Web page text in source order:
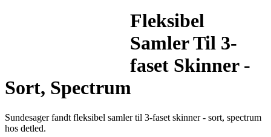
Fleksibel
Samler Til 3-
faset Skinner -
Sort, Spectrum
Sundesager fandt fleksibel samler til 3-faset skinner - sort, spectrum
hos detled.